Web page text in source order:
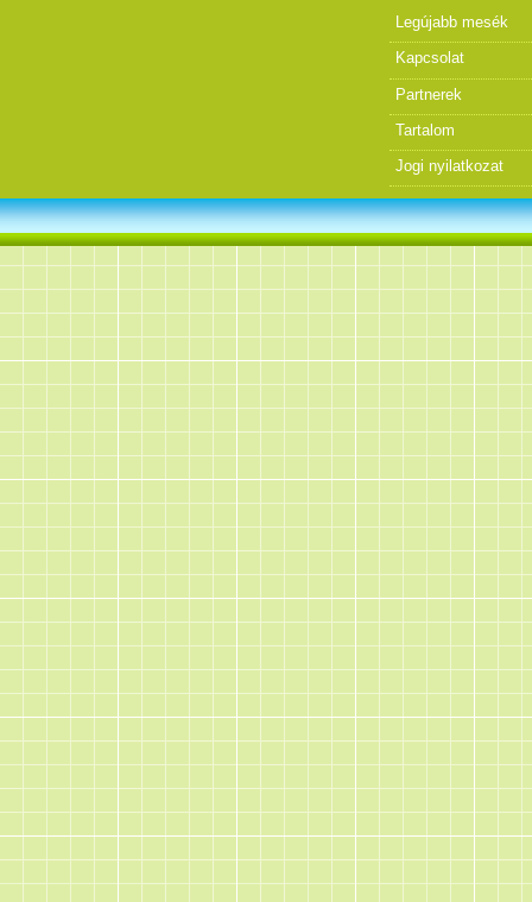
Legújabb mesék
Kapcsolat
Partnerek
Tartalom
Jogi nyilatkozat